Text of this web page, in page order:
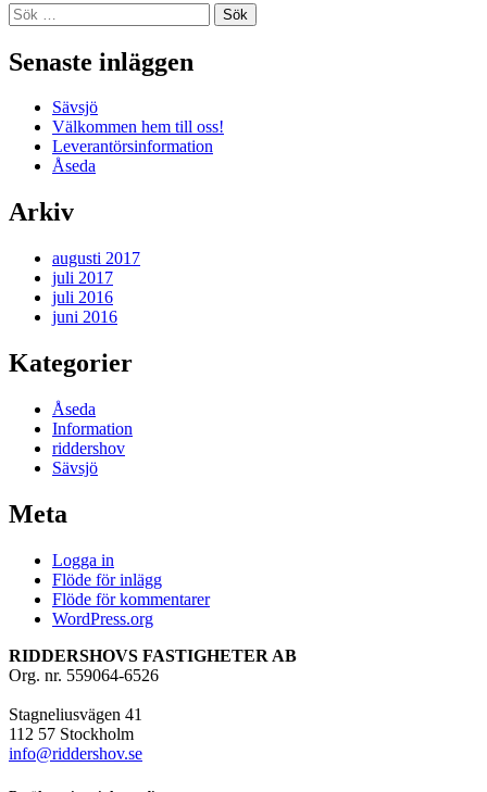
Sök
efter:
Senaste inläggen
Sävsjö
Välkommen hem till oss!
Leverantörsinformation
Åseda
Arkiv
augusti 2017
juli 2017
juli 2016
juni 2016
Kategorier
Åseda
Information
riddershov
Sävsjö
Meta
Logga in
Flöde för inlägg
Flöde för kommentarer
WordPress.org
RIDDERSHOVS FASTIGHETER AB
Org. nr. 559064-6526
Stagneliusvägen 41
112 57 Stockholm
info@riddershov.se